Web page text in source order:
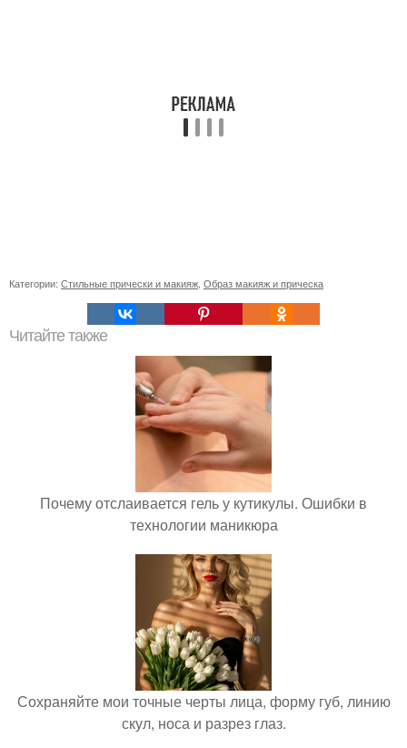
Категории: Стильные прически и макияж, Образ макияж и прическа
Читайте также
Почему отслаивается гель у кутикулы. Ошибки в
технологии маникюра
Сохраняйте мои точные черты лица, форму губ, линию
скул, носа и разрез глаз.